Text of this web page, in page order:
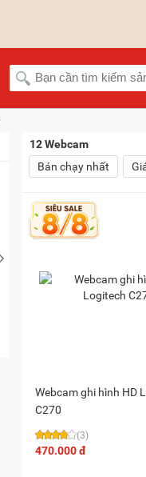
12Webcam
Bán chạy nhất
Webcam ghi hình HD
C270
(3)
470.000 đ